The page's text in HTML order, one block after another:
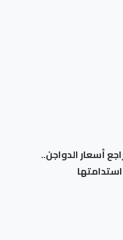
أسعار الدواجن..